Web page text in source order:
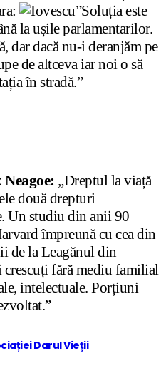
”Soluția este
la ușile parlamentarilor.
dar dacă nu-i deranjăm pe
de altceva iar noi o să
în stradă.”
Neagoe: „Dreptul la viață
două drepturi
Un studiu din anii 90
împreună cu cea din
de la Leagănul din
crescuți fără mediu familial
intelectuale. Porțiuni
Darul Vieții